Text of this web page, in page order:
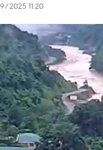
2025 11:20